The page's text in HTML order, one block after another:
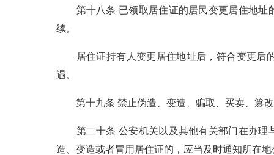
第十八条 已领取居住证的居民变更居住地址
续。
居住证持有人变更居住地址后，符合变更后的
遇。
第十九条 禁止伪造、变造、骗取、买卖、篡改
第二十条 公安机关以及其他有关部门在办理
造、变造或者冒用居住证的，应当及时通知所在